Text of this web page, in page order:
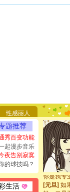
性感丽人
题推荐
秀百变功能
起漫步音乐
夜告别寂寞
的球技吗？
生活
要平安！
[圣诞节]
能正大光
天都要快
[圣诞节]
如意,快
[元旦]看
断电。爱
你是我专
[元旦] 如
起；二是